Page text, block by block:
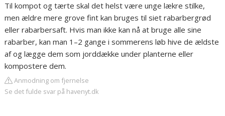
Til kompot og tærte skal det helst være unge lækre stilke,
men ældre mere grove fint kan bruges til siet rabarbergrød
eller rabarbersaft. Hvis man ikke kan nå at bruge alle sine
rabarber, kan man 1–2 gange i sommerens løb hive de ældste
af og lægge dem som jorddække under planterne eller
kompostere dem.
Anmodning om fjernelse
Se det fulde svar på havenyt.dk